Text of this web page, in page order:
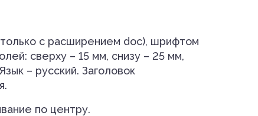
с расширением doc), шрифтом
сверху – 15 мм, снизу – 25 мм,
– русский. Заголовок
по центру.